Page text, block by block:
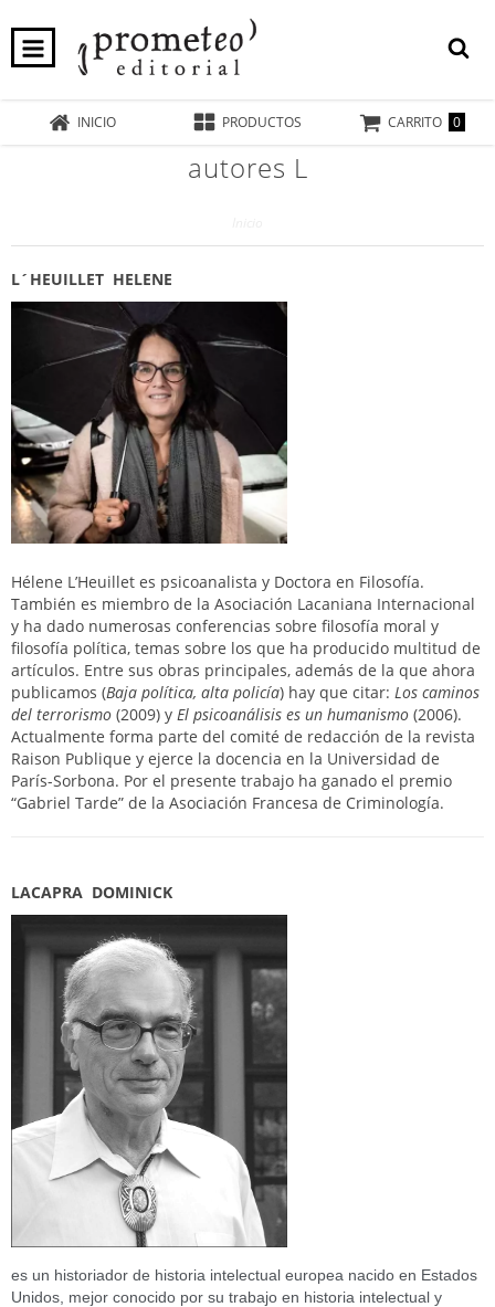
INICIO PRODUCTOS CARRITO 0
autores L
L´HEUILLET HELENE
Hélene L’Heuillet es psicoanalista y Doctora en Filosofía.
También es miembro de la Asociación Lacaniana Internacional
y ha dado numerosas conferencias sobre filosofía moral y
filosofía política, temas sobre los que ha producido multitud de
artículos. Entre sus obras principales, además de la que ahora
publicamos (Baja política, alta policía) hay que citar: Los caminos
del terrorismo (2009) y El psicoanálisis es un humanismo (2006).
Actualmente forma parte del comité de redacción de la revista
Raison Publique y ejerce la docencia en la Universidad de
París-Sorbona. Por el presente trabajo ha ganado el premio
“Gabriel Tarde” de la Asociación Francesa de Criminología.
LACAPRA DOMINICK
es un historiador de historia intelectual europea nacido en Estados
Unidos, mejor conocido por su trabajo en historia intelectual y